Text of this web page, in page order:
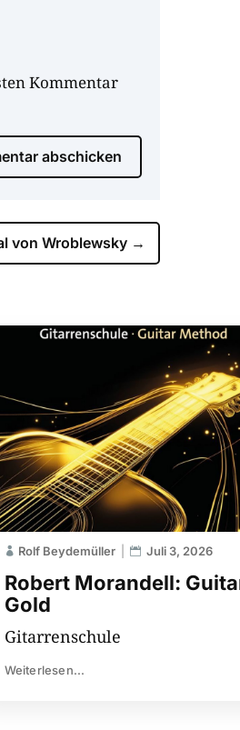
Kommentar
abschicken
von Wroblewsky →
Robert Morandell:
Gold
Rolf Beydemüller Juli 3, 2026
Gitarrenschule
Weiterlesen...